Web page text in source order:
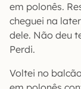
em polonês.
cheguei na
dele. Não deu
Perdi.
Voltei no